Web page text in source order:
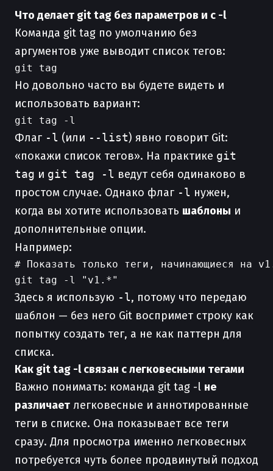
Что делает git tag без параметров и с -l
Команда git tag по умолчанию без
аргументов уже выводит список тегов:
Но довольно часто вы будете видеть и
использовать вариант:
Флаг -l (или --list) явно говорит Git:
«покажи список тегов». На практике git
tag и git tag -l ведут себя одинаково в
простом случае. Однако флаг -l нужен,
когда вы хотите использовать шаблоны и
дополнительные опции.
Например:
# Показать только теги, начинающиеся на
Здесь я использую -l, потому что передаю
шаблон — без него Git воспримет строку как
попытку создать тег, а не как паттерн для
списка.
Как git tag -l связан с легковесными тегами
Важно понимать: команда git tag -l не
различает легковесные и аннотированные
теги в списке. Она показывает все теги
сразу. Для просмотра именно легковесных
потребуется чуть более продвинутый подход